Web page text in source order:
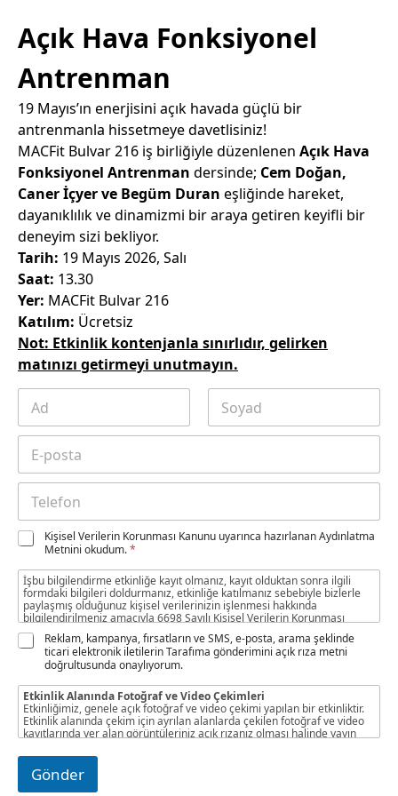
Açık Hava Fonksiyonel
Antrenman
19 Mayıs’ın enerjisini açık havada güçlü bir
antrenmanla hissetmeye davetlisiniz!
MACFit Bulvar 216 iş birliğiyle düzenlenen Açık Hava
Fonksiyonel Antrenman dersinde; Cem Doğan,
Caner İçyer ve Begüm Duran eşliğinde hareket,
dayanıklılık ve dinamizmi bir araya getiren keyifli bir
deneyim sizi bekliyor.
Tarih: 19 Mayıs 2026, Salı
Saat: 13.30
Yer: MACFit Bulvar 216
Katılım: Ücretsiz
Not: Etkinlik kontenjanla sınırlıdır, gelirken
matınızı getirmeyi unutmayın.
A
ı
y
ı
*
Ad Soyad
E
p
t
a
K
K
K
n
a
y
T
e
f
o
n
T
l
e
o
n
*
K
K
K
O
n
a
y
Kişisel Verilerin Korunması Kanunu uyarınca hazırlanan Aydınlatma
Metnini okudum.*
İşbu bilgilendirme etkinliğe kayıt olmanız, kayıt olduktan sonra ilgili
formdaki bilgileri doldurmanız, etkinliğe katılmanız sebebiyle bizlerle
paylaşmış olduğunuz kişisel verilerinizin işlenmesi hakkında
bilgilendirilmeniz amacıyla 6698 Sayılı Kişisel Verilerin Korunması
Kanunu’nun 10. maddesinde düzenlenen Veri sorumlusunun
aydınlatma yükümlülüğü hükümleri kapsamında veri sorumlusu
sıfatıyla Akyön Tesis Yönetim Hizmetleri Anonim Şirketi (“Akyön”)
tarafından yapılmaktadır.
*
K
K
*
K
K
O
n
a
y
k
Reklam, kampanya, fırsatların ve SMS, e-posta, arama şeklinde
ticari elektronik iletilerin Tarafıma gönderimini açık rıza metni
doğrultusunda onaylıyorum.
Etkinlik Alanında Fotoğraf ve Video Çekimleri
Etkinliğimiz, genele açık fotoğraf ve video çekimi yapılan bir etkinliktir.
Etkinlik alanında çekim için ayrılan alanlarda çekilen fotoğraf ve video
kayıtlarında yer alan görüntüleriniz açık rızanız olması halinde yayın
Fotoğraf ve video çekimine açık rızanız yoksa lütfen beyaz renkli rozeti
tercih ederek, etkinliğe fotoğraf ve video çekimi gerçekleştirilmeyen
alanlarda katılım sağlayınız.
Gönder